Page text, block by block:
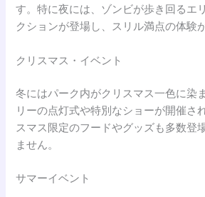
す。特に夜には、ゾンビが歩き回るエ
クションが登場し、スリル満点の体験
クリスマス・イベント
冬にはパーク内がクリスマス一色に染
リーの点灯式や特別なショーが開催さ
スマス限定のフードやグッズも多数登
ません。
サマーイベント